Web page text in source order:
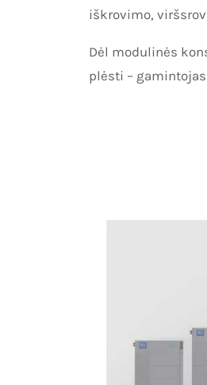
iškrovimo,
Dėl modulinės
plėsti –